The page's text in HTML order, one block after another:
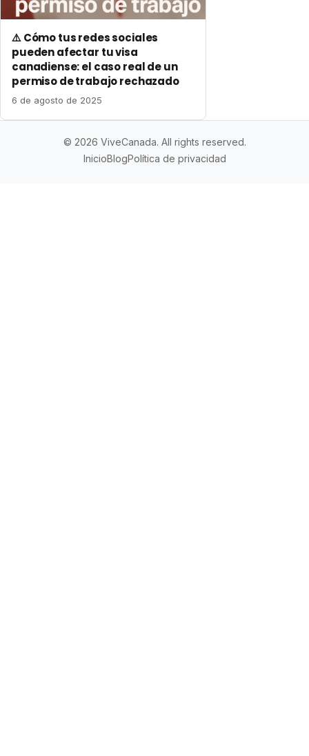
⚠️ Cómo tus redes sociales
pueden afectar tu visa
canadiense: el caso real de un
permiso de trabajo rechazado
6 de agosto de 2025
© 2026 ViveCanada. All rights reserved.
InicioBlogPolítica de privacidad